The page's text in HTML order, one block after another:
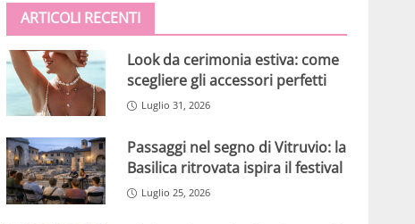
ARTICOLI RECENTI
Look da cerimonia estiva: come
scegliere gli accessori perfetti
Luglio 31, 2026
Passaggi nel segno di Vitruvio: la
Basilica ritrovata ispira il festival
Luglio 25, 2026